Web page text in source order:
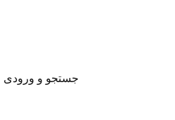
جستجو و